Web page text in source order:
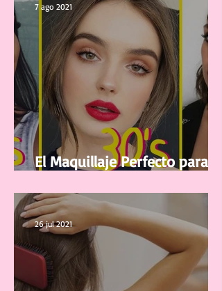
El Maquillaje Perfecto para tu
7 ago 2021
26 jul 2021